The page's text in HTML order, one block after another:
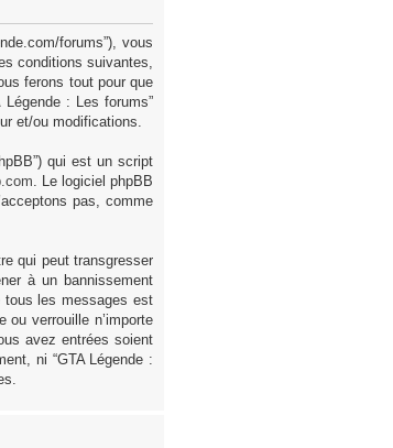
forums”), vous
conditions suivantes,
ferons tout pour que
: Les forums”
et/ou modifications.
qui est un script
. Le logiciel phpBB
pas, comme
qui peut transgresser
à un bannissement
tous les messages est
ou verrouille n’importe
avez entrées soient
ni “GTA Légende :